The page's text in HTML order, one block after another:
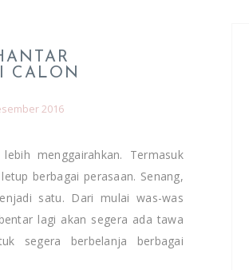
CALON
2016
menggairahkan. Termasuk
berbagai perasaan. Senang,
satu. Dari mulai was-was
lagi akan segera ada tawa
segera berbelanja berbagai